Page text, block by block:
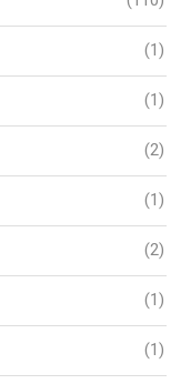
(1)
(1)
(2)
(1)
(2)
(1)
(1)